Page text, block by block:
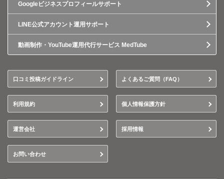
Googleビジネスプロフィールサポート
LINE公式アカウント運用サポート
動画制作・YouTube運用代行サービス MedTube
口コミ投稿ガイドライン よくあるご質問（FAQ）
利用規約 個人情報保護方針
運営会社 採用情報
お問い合わせ